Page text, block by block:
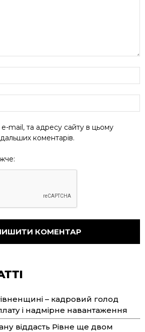
mail, та адресу сайту в цьому
коментарів.
– кадровий голод
і надмірне навантаження
віддасть Рівне ще двом